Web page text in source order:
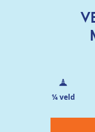
¼ veld